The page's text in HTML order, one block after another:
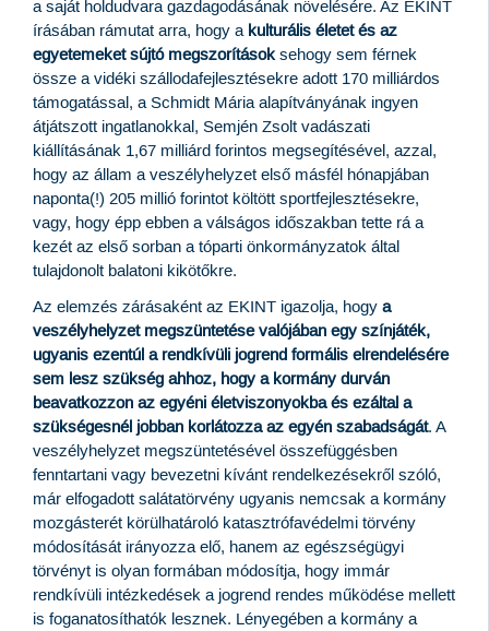
a saját holdudvara gazdagodásának növelésére. Az EKINT
írásában rámutat arra, hogy a kulturális életet és az
egyetemeket sújtó megszorításoksehogy sem férnek
össze a vidéki szállodafejlesztésekre adott 170 milliárdos
támogatással, a Schmidt Mária alapítványának ingyen
átjátszott ingatlanokkal, Semjén Zsolt vadászati
kiállításának 1,67 milliárd forintos megsegítésével, azzal,
hogy az állam a veszélyhelyzet első másfél hónapjában
naponta(!) 205 millió forintot költött sportfejlesztésekre,
vagy, hogy épp ebben a válságos időszakban tette rá a
kezét az első sorban a tóparti önkormányzatok által
tulajdonolt balatoni kikötőkre.
Az elemzés zárásaként az EKINT igazolja, hogy a
veszélyhelyzet megszüntetése valójában egy színjáték,
ugyanis ezentúl a rendkívüli jogrend formális elrendelésére
sem lesz szükség ahhoz, hogy a kormány durván
beavatkozzon az egyéni életviszonyokba és ezáltal a
szükségesnél jobban korlátozza az egyén szabadságát. A
veszélyhelyzet megszüntetésével összefüggésben
fenntartani vagy bevezetni kívánt rendelkezésekről szóló,
már elfogadott salátatörvény ugyanis nemcsak a kormány
mozgásterét körülhatároló katasztrófavédelmi törvény
módosítását irányozza elő, hanem az egészségügyi
törvényt is olyan formában módosítja, hogy immár
rendkívüli intézkedések a jogrend rendes működése mellett
is foganatosíthatók lesznek. Lényegében a kormány a